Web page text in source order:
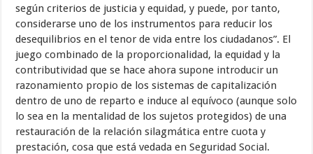
según criterios de justicia y equidad, y puede, por tanto,
considerarse uno de los instrumentos para reducir los
desequilibrios en el tenor de vida entre los ciudadanos”. El
juego combinado de la proporcionalidad, la equidad y la
contributividad que se hace ahora supone introducir un
razonamiento propio de los sistemas de capitalización
dentro de uno de reparto e induce al equívoco (aunque solo
lo sea en la mentalidad de los sujetos protegidos) de una
restauración de la relación silagmática entre cuota y
prestación, cosa que está vedada en Seguridad Social.